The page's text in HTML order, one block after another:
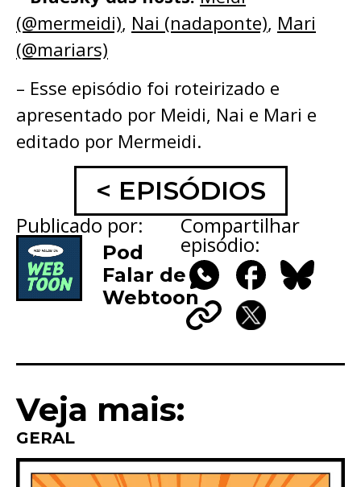
(@mermeidi)⁠⁠⁠⁠⁠, ⁠⁠⁠⁠⁠Nai (nadaponte)⁠⁠⁠⁠⁠, ⁠⁠⁠⁠⁠ Mari
(@mariars)⁠⁠⁠⁠⁠
– Esse episódio foi roteirizado e
apresentado por Meidi, Nai e Mari e
editado por Mermeidi.
< EPISÓDIOS
Publicado por:
Pod
Falar de
Webtoon
Compartilhar
episódio:
WhatsAppFacebook
Veja mais:
GERAL